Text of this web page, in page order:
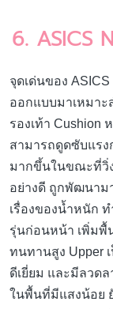
6. ASICS
ออกแบบมาเหมา
รองเท้า Cushion
สามารถดูดซับแรง
มากขึ้นในขณะที่วิ่
อย่างดี ถูกพัฒนาม
เรื่องของน้ำหนัก ท
รุ่นก่อนหน้า เพิ่มพื้
ทนทานสูง Upper
ดีเยี่ยม และมีลวด
ในพื้นที่มีแสงน้อย
กระชับส่วนกลางเ